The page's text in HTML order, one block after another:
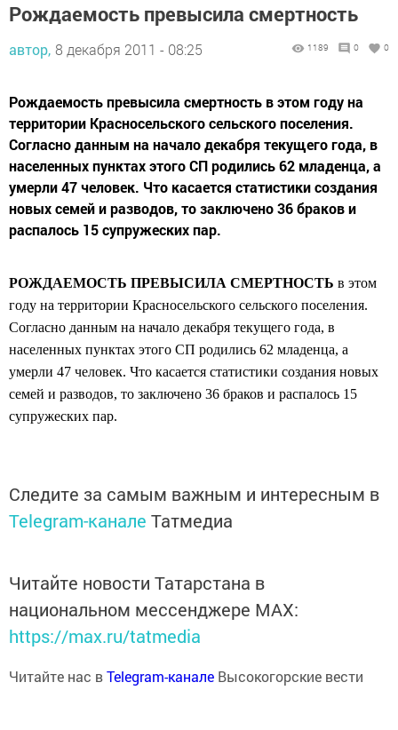
Рождаемость превысила смертность
автор, 8 декабря 2011 - 08:25 1189 0 0
Рождаемость превысила смертность в этом году на
территории Красносельского сельского поселения.
Согласно данным на начало декабря текущего года, в
населенных пунктах этого СП родились 62 младенца, а
умерли 47 человек. Что касается статистики создания
новых семей и разводов, то заключено 36 браков и
распалось 15 супружеских пар.
РОЖДАЕМОСТЬ ПРЕВЫСИЛА СМЕРТНОСТЬ в этом
году на территории Красносельского сельского поселения.
Согласно данным на начало декабря текущего года, в
населенных пунктах этого СП родились 62 младенца, а
умерли 47 человек. Что касается статистики создания новых
семей и разводов, то заключено 36 браков и распалось 15
супружеских пар.
Следите за самым важным и интересным в
Telegram-канале Татмедиа
Читайте новости Татарстана в
национальном мессенджере MАХ:
https://max.ru/tatmedia
Читайте нас вTelegram-канале Высокогорские вести